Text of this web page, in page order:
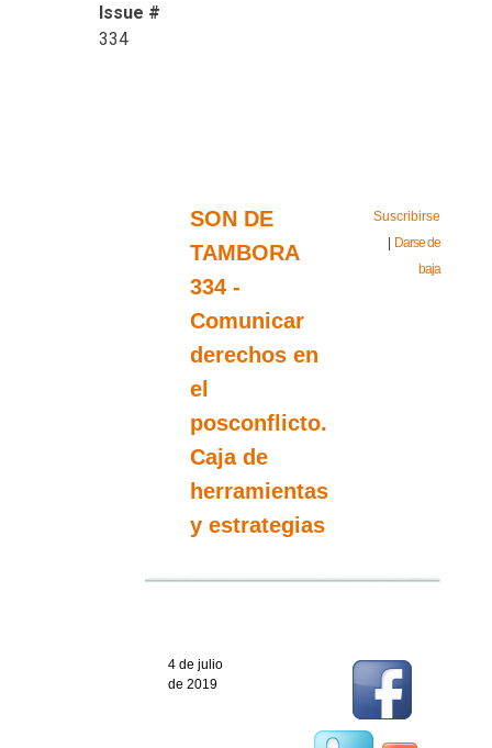
Issue #
334
SON DE
TAMBORA
334 -
Comunicar
derechos en
el
posconflicto.
Caja de
herramientas
y estrategias
Suscribirse
| Darse de
baja
4 de julio
de 2019